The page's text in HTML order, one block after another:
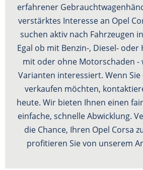
erfahrener
verstärktes Interesse an Opel
suchen aktiv nach Fahrzeugen
Egal ob mit Benzin-, Diesel-
mit oder ohne Motorschaden -
Varianten interessiert. Wenn Sie
verkaufen möchten,
heute. Wir bieten Ihnen einen
einfache, schnelle Abwicklung.
die Chance, Ihren Opel Corsa
profitieren Sie von unserem